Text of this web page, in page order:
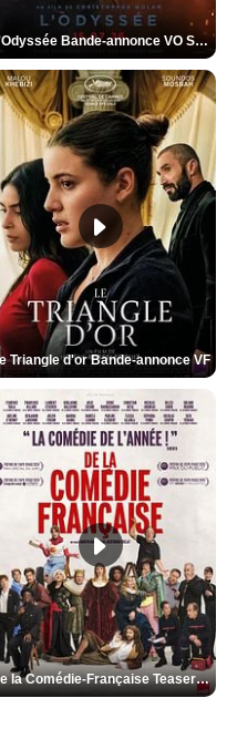
L'Odyssée Bande-annonce VO STFR
Triangle d'or Bande-annonce VF
De la Comédie-Française Teaser VF